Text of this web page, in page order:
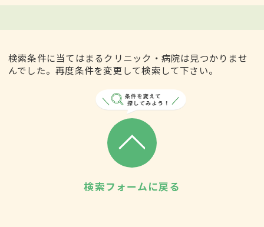
検索条件に当てはまるクリニック・病院は見つかりませ
んでした。再度条件を変更して検索して下さい。
検索フォームに戻る